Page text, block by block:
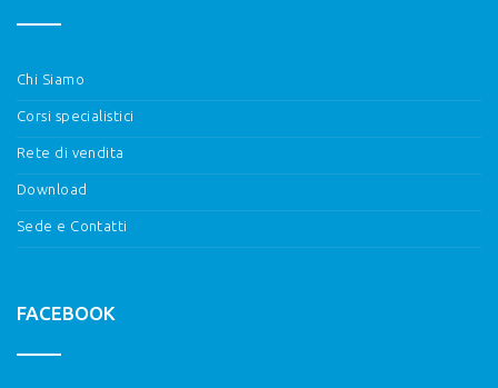
Chi Siamo
Corsi specialistici
Rete di vendita
Download
Sede e Contatti
FACEBOOK